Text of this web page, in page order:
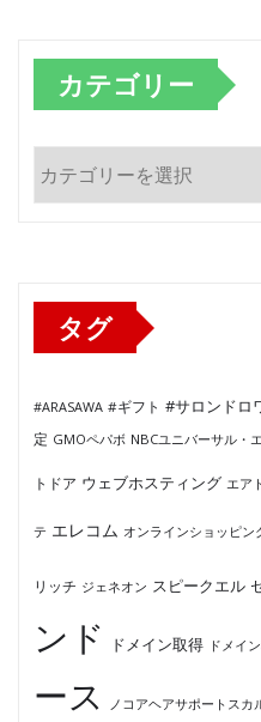
カテゴリー
テ
タグ
#ARASAWA #ギフト #サロンドロ
定 GMOペパボ NBCユニバーサル・
トドア ウェブホスティング エア
テ エレコム オンラインショッピン
リッチ ジェネオン スピークエル
ンド
ドメイン取得 ドメイ
ース
ノコアヘアサポートスカ